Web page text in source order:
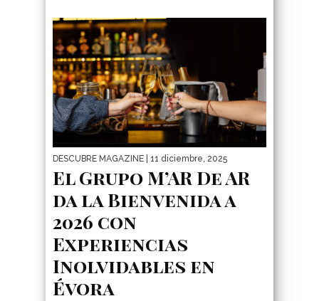
DESCUBRE MAGAZINE | 11 diciembre, 2025
El Grupo M’AR De AR
da la Bienvenida a
2026 con
Experiencias
Inolvidables en
Évora